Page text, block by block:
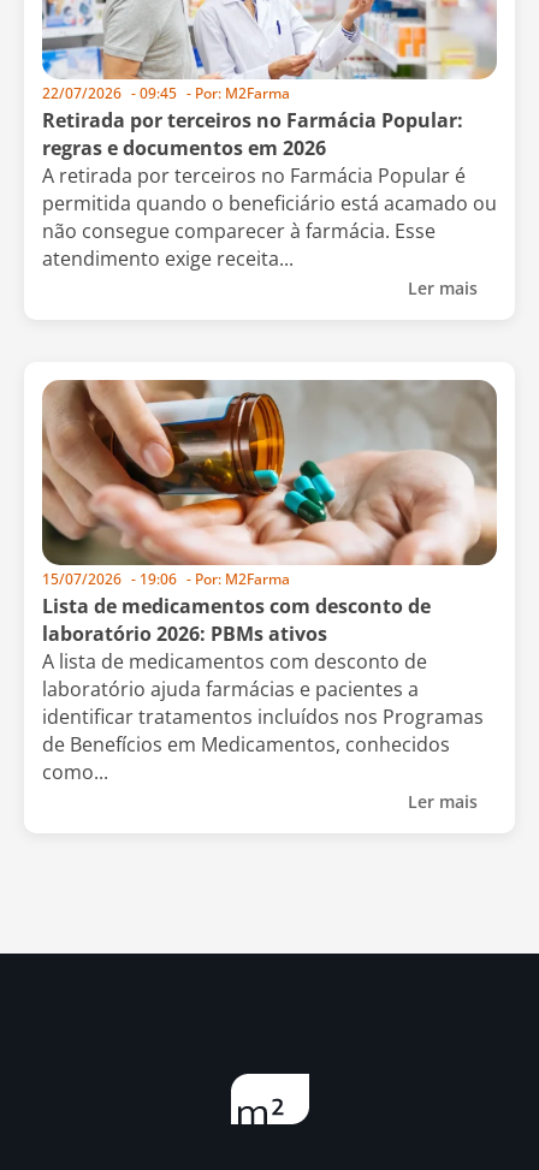
22/07/2026 -09:45 - Por: M2Farma
Retirada por terceiros no Farmácia Popular:
regras e documentos em 2026
A retirada por terceiros no Farmácia Popular é
permitida quando o beneficiário está acamado ou
não consegue comparecer à farmácia. Esse
atendimento exige receita...
Ler mais
15/07/2026 - 19:06 - Por: M2Farma
Lista de medicamentos com desconto de
laboratório 2026: PBMs ativos
A lista de medicamentos com desconto de
laboratório ajuda farmácias e pacientes a
identificar tratamentos incluídos nos Programas
de Benefícios em Medicamentos, conhecidos
como...
Ler mais